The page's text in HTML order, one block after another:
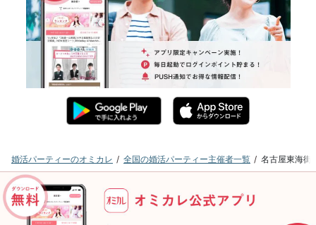
婚活パーティーのオミカレ 全国の婚活パーティー主催者一覧 名古屋東海街